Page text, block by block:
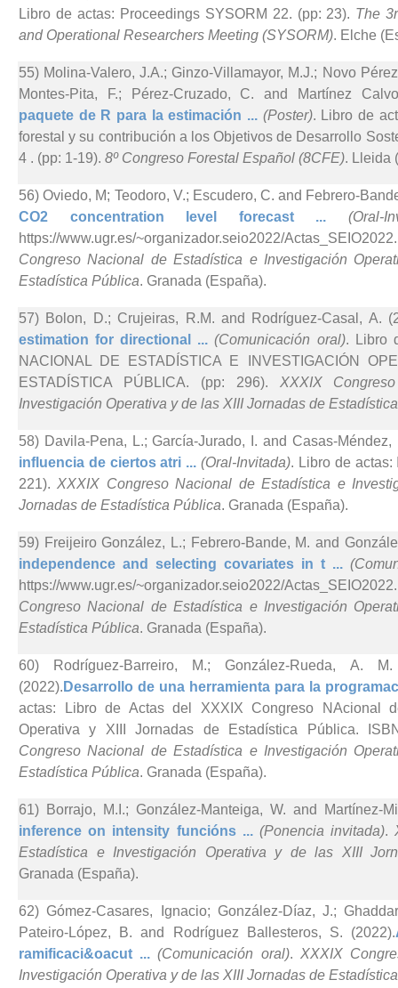
Libro de actas: Proceedings SYSORM 22. (pp: 23). The
and Operational Researchers Meeting (SYSORM). Elche
55) Molina-Valero, J.A.; Ginzo-Villamayor, M.J.; Novo
Montes-Pita, F.; Pérez-Cruzado, C. and Martínez
paquete de R para la estimación ... (Poster). Libro de
forestal y su contribución a los Objetivos de Desarrollo
4 . (pp: 1-19). 8º Congreso Forestal Español (8CFE). Lleida
56) Oviedo, M; Teodoro, V.; Escudero, C. and Febrero-
CO2 concentration level forecast ... (Oral-
https://www.ugr.es/~organizador.seio2022/
Congreso Nacional de Estadística e Investigación
Estadística Pública. Granada (España).
57) Bolon, D.; Crujeiras, R.M. and Rodríguez-Casal, A.
estimation for directional ...(Comunicación oral). Libro
NACIONAL DE ESTADÍSTICA E INVESTIGACIÓN
ESTADÍSTICA PÚBLICA. (pp: 296). XXXIX
Investigación Operativa y de las XIII Jornadas de
58) Davila-Pena, L.; García-Jurado, I. and Casas-Méndez,
influencia de ciertos atri ...(Oral-Invitada). Libro de actas:
221). XXXIX Congreso Nacional de Estadística e
Jornadas de Estadística Pública. Granada (España).
59) Freijeiro González, L.; Febrero-Bande, M. and
independence and selecting covariates in t ...
https://www.ugr.es/~organizador.seio2022/
Congreso Nacional de Estadística e Investigación
Estadística Pública. Granada (España).
60) Rodríguez-Barreiro, M.; González-Rueda, A.
(2022). Desarrollo de una herramienta para la
actas: Libro de Actas del XXXIX Congreso NAcional
Operativa y XIII Jornadas de Estadística Pública.
Congreso Nacional de Estadística e Investigación
Estadística Pública. Granada (España).
61) Borrajo, M.I.; González-Manteiga, W. and Martínez-
inference on intensity funcións ... (Ponencia invitada).
Estadística e Investigación Operativa y de las XIII
Granada (España).
62) Gómez-Casares, Ignacio; González-Díaz, J.;
Pateiro-López, B. and Rodríguez Ballesteros, S. (2022).
ramificaci&oacut ...(Comunicación oral). XXXIX
Investigación Operativa y de las XIII Jornadas de